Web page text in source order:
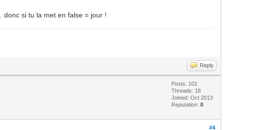
donc si tu la met en false = jour !
Reply
Posts: 101
Threads: 18
Joined: Oct 2013
Reputation:0
#4